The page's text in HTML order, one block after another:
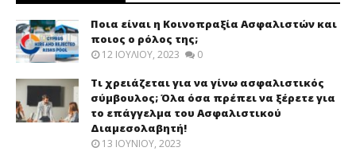
Ποια είναι η Κοινοπραξία Ασφαλιστών και
ποιος ο ρόλος της;
12 ΙΟΥΛΊΟΥ, 2023 0
Τι χρειάζεται για να γίνω ασφαλιστικός
σύμβουλος; Όλα όσα πρέπει να ξέρετε για
το επάγγελμα του Ασφαλιστικού
Διαμεσολαβητή!
13 ΙΟΥΝΊΟΥ, 2023